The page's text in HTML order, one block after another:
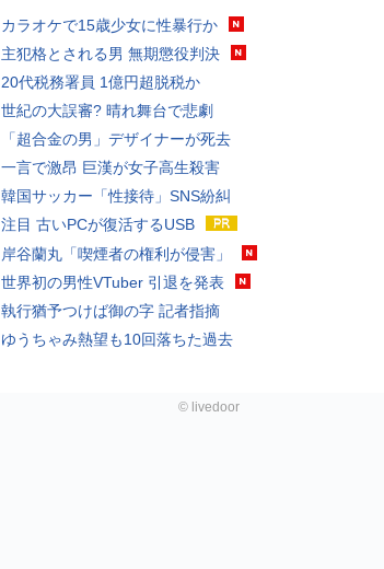
カラオケで15歳少女に性暴行か
主犯格とされる男 無期懲役判決
20代税務署員 1億円超脱税か
世紀の大誤審? 晴れ舞台で悲劇
「超合金の男」デザイナーが死去
一言で激昂 巨漢が女子高生殺害
韓国サッカー「性接待」SNS紛糾
注目 古いPCが復活するUSB
岸谷蘭丸「喫煙者の権利が侵害」
世界初の男性VTuber 引退を発表
執行猶予つけば御の字 記者指摘
ゆうちゃみ熱望も10回落ちた過去
© livedoor